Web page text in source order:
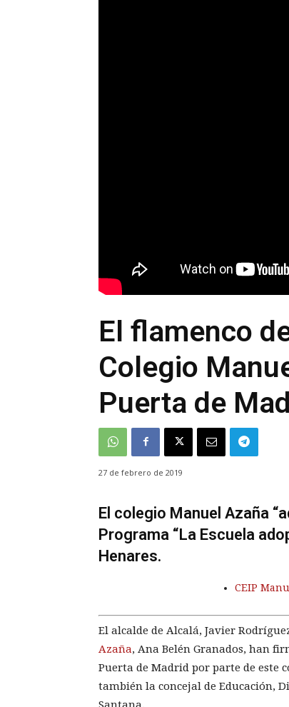
El flamenco
Colegio
Puerta de
27 de febrero de 2019
El colegio Manuel Azaña
Programa “La Escuela
Henares.
CEIP
El alcalde de Alcalá, Javier
Azaña, Ana Belén Granados, han
Puerta de Madrid por parte de este
también la concejal de Educación,